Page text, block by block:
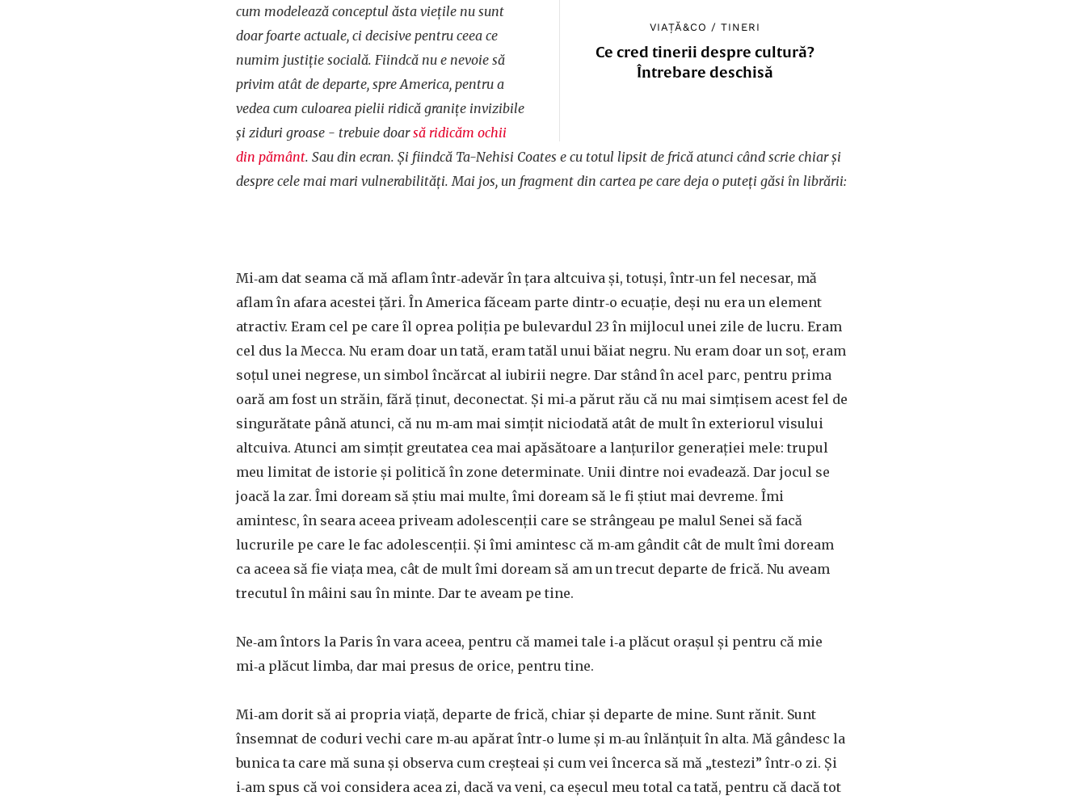
VIAȚĂ&CO /TINERI
Ce cred tinerii despre cultură?
Întrebare deschisă
cum modelează conceptul ăsta viețile nu sunt
doar foarte actuale, ci decisive pentru ceea ce
numim justiție socială. Fiindcă nu e nevoie să
privim atât de departe, spre America, pentru a
vedea cum culoarea pielii ridică granițe invizibile
și ziduri groase - trebuie doarsă ridicăm ochii
din pământ. Sau din ecran. Și fiindcă Ta-Nehisi Coates e cu totul lipsit de frică atunci când scrie chiar și
despre cele mai mari vulnerabilități. Mai jos, un fragment din cartea pe care deja o puteți găsi în librării:
Mi‑am dat seama că mă aflam într‑adevăr în țara altcuiva și, totuși, într‑un fel necesar, mă
aflam în afara acestei țări. În America făceam parte dintr‑o ecuație, deși nu era un element
atractiv. Eram cel pe care îl oprea poliția pe bulevardul 23 în mijlocul unei zile de lucru. Eram
cel dus la Mecca. Nu eram doar un tată, eram tatăl unui băiat negru. Nu eram doar un soț, eram
soțul unei negrese​, un simbol încărcat al iubirii negre. Dar stând în acel parc, pentru prima
oară am fost un străin, fără ținut, deconectat. Și mi‑a părut rău că nu mai simțisem acest fel de
singurătate până atunci, că nu m‑am mai simțit niciodată atât de mult în exteriorul visului
altcuiva. Atunci am simțit greutatea cea mai apăsătoare a lanțurilor generației mele: trupul
meu limitat de istorie și politică în zone determinate. Unii dintre noi evadează. Dar jocul se
joacă la zar. Îmi doream să știu mai multe, îmi doream să le fi știut mai devreme. Îmi
amintesc, în seara aceea priveam adolescenții care se strângeau pe malul Senei să facă
lucrurile pe care le fac adolescenții. Și îmi amintesc că m‑am gândit cât de mult îmi doream
ca aceea să fie viața mea, cât de mult îmi doream să am un trecut departe de frică. Nu aveam
trecutul în mâini sau în minte. Dar te aveam pe tine.
Ne‑am întors la Paris în vara aceea, pentru că mamei tale i‑a plăcut orașul și pentru că mie
mi‑a plăcut limba, dar mai presus de orice, pentru tine.
Mi‑am dorit să ai propria viață, departe de frică, chiar și departe de mine. Sunt rănit. Sunt
însemnat de coduri vechi care m‑au apărat într‑o lume și m‑au înlănțuit în alta. Mă gândesc la
bunica ta care mă suna și observa cum creșteai și cum vei încerca să mă „testezi” într‑o zi. Și
i‑am spus că voi considera acea zi, dacă va veni, ca eșecul meu total ca tată, pentru că dacă tot